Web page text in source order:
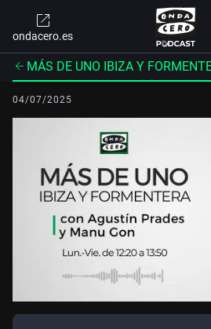
ondacero.es
MÁS DE UNO IBIZA Y
04/07/2025